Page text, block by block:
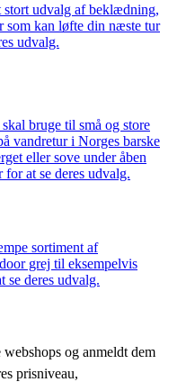
stort udvalg af beklædning,
som kan løfte din næste tur
udvalg.
bruge til små og store
vandretur i Norges barske
eller sove under åben
at se deres udvalg.
sortiment af
grej til eksempelvis
deres udvalg.
og anmeldt dem
prisniveau,